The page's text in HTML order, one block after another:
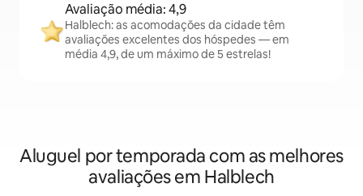
Avaliação média: 4,9
Halblech: as acomodações da cidade têm
avaliações excelentes dos hóspedes — em
média 4,9, de um máximo de 5 estrelas!
Aluguel por temporada com as melhores
avaliações em Halblech